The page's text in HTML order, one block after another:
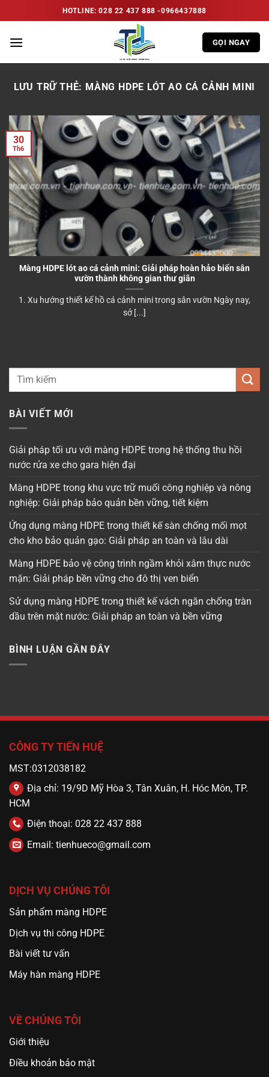
qua
nội
HOTLINE: 028 22 437 888 -0966437888
GỌI NGAY
LƯU TRỮ THẺ: MÀNG HDPE LÓT AO CÁ CẢNH MINI
Màng HDPE lót ao cá cảnh mini: Giải pháp hoàn hảo biến sân
vườn thành không gian thư giãn
1. Xu hướng thiết kế hồ cá cảnh mini trong sân vườn Ngày nay,
sở [...]
30
Th6
BÀI VIẾT MỚI
Giải pháp tối ưu với màng HDPE trong hệ thống thu hồi
nước rửa xe cho gara hiện đại
Màng HDPE trong khu vực trữ muối công nghiệp và nông
nghiệp: Giải pháp bảo quản bền vững, tiết kiệm
Ứng dụng màng HDPE trong thiết kế sàn chống mối mọt
cho kho bảo quản gạo: Giải pháp an toàn và lâu dài
Màng HDPE bảo vệ công trình ngầm khỏi xâm thực nước
mặn: Giải pháp bền vững cho đô thị ven biển
Sử dụng màng HDPE trong thiết kế vách ngăn chống tràn
dầu trên mặt nước: Giải pháp an toàn và bền vững
BÌNH LUẬN GẦN ĐÂY
CÔNG TY TIẾN HUỆ
MST:0312038182
Địa chỉ: 19/9D Mỹ Hòa 3, Tân Xuân, H. Hóc Môn, TP.
HCM
Điện thoại: 028 22 437 888
Email: tienhueco@gmail.com
DỊCH VỤ CHÚNG TÔI
Sản phẩm màng HDPE
Dịch vụ thi công HDPE
Bài viết tư vấn
Máy hàn màng HDPE
VỀ CHÚNG TÔI
Giới thiệu
Điều khoản bảo mật